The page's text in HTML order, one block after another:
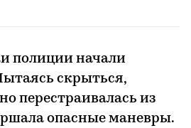
полиции начали
скрыться,
перестраивалась из
опасные маневры.